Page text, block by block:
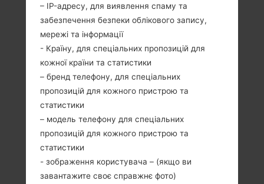
84 грам (2.96
унції)
mAh
Unknown
Грудень, 2010
– IP-адресу, для виявлення спаму та
забезпечення безпеки облікового запису,
мережі та інформації
- Країну, для спеціальних пропозицій для
кожної країни та статистики
– бренд телефону, для спеціальних
пропозицій для кожного пристрою та
статистики
– модель телефону для спеціальних
пропозицій для кожного пристрою та
статистики
- зображення користувача – (якщо ви
завантажите своє справжнє фото)